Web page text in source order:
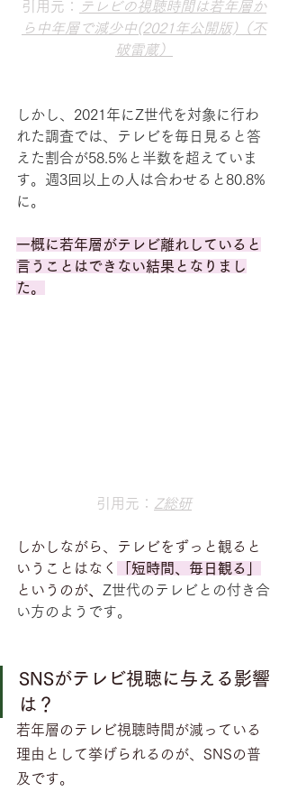
引用元：
テレビの視聴時間は若年層か
ら中年層で減少中(2021年公開版)（不
破雷蔵）
しかし、2021年にZ世代を対象に行わ
れた調査では、テレビを毎日見ると答
えた割合が58.5%と半数を超えていま
す。週3回以上の人は合わせると80.8%
に。
一概に若年層がテレビ離れしていると
言うことはできない結果となりまし
た。
引用元： Z総研
しかしながら、テレビをずっと観ると
いうことはなく
「短時間、毎日観る」
というのが
Z世代のテレビとの付き合
い方のようです。
SNSがテレビ視聴に与える影響
は？
若年層のテレビ視聴時間が減っている
理由として挙げられるのが、SNSの普
及です。